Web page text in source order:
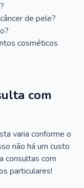
de pele?
cosméticos
com
varia conforme o
não há um custo
consultas com
particulares!